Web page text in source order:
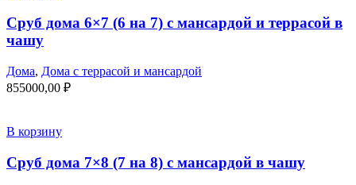
Сруб дома 6×7 (6 на 7) с мансардой и террасой в
чашу
Дома, Дома с террасой и мансардой
855000,00 ₽
В корзину
Сруб дома 7×8 (7 на 8) с мансардой в чашу